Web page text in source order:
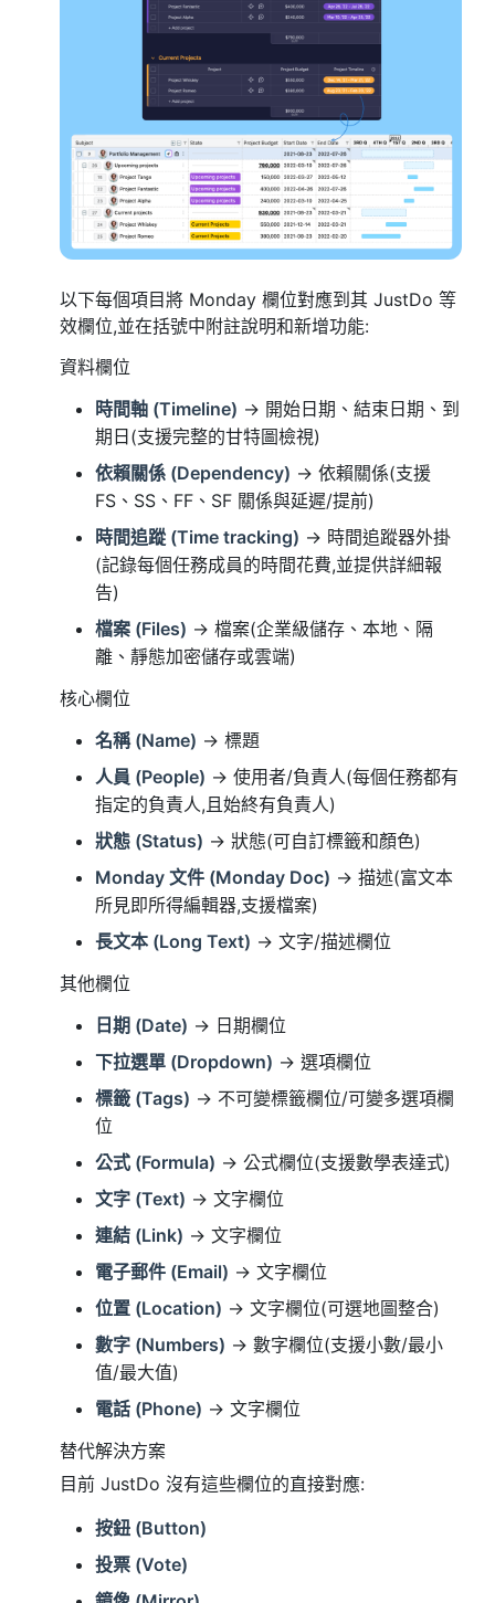
以下每個項目將 Monday 欄位對應到其 JustDo 等
效欄位,並在括號中附註說明和新增功能:
資料欄位
時間軸 (Timeline) → 開始日期、結束日期、到
期日(支援完整的甘特圖檢視)
依賴關係 (Dependency) → 依賴關係(支援
FS、SS、FF、SF 關係與延遲/提前)
時間追蹤 (Time tracking) → 時間追蹤器外掛
(記錄每個任務成員的時間花費,並提供詳細報
告)
檔案 (Files) → 檔案(企業級儲存、本地、隔
離、靜態加密儲存或雲端)
核心欄位
名稱 (Name) → 標題
人員 (People) → 使用者/負責人(每個任務都有
指定的負責人,且始終有負責人)
狀態 (Status) → 狀態(可自訂標籤和顏色)
Monday 文件 (Monday Doc) → 描述(富文本
所見即所得編輯器,支援檔案)
長文本 (Long Text) → 文字/描述欄位
其他欄位
日期 (Date) → 日期欄位
下拉選單 (Dropdown) → 選項欄位
標籤 (Tags) → 不可變標籤欄位/可變多選項欄
位
公式 (Formula) → 公式欄位(支援數學表達式)
文字 (Text) → 文字欄位
連結 (Link) → 文字欄位
電子郵件 (Email) → 文字欄位
位置 (Location) → 文字欄位(可選地圖整合)
數字 (Numbers) → 數字欄位(支援小數/最小
值/最大值)
電話 (Phone) → 文字欄位
替代解決方案
目前 JustDo 沒有這些欄位的直接對應:
按鈕 (Button)
投票 (Vote)